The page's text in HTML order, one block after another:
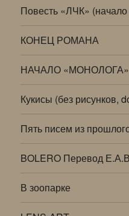
Повесть «ЛЧК» (начало
КОНЕЦ РОМАНА
НАЧАЛО «МОНОЛОГА»
Кукисы (без рисунков,
Пять писем из
BOLERO Перевод
В зоопарке